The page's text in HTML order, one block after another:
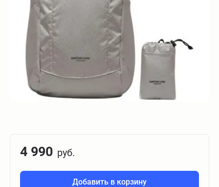
4 990 руб.
Добавить в корзину